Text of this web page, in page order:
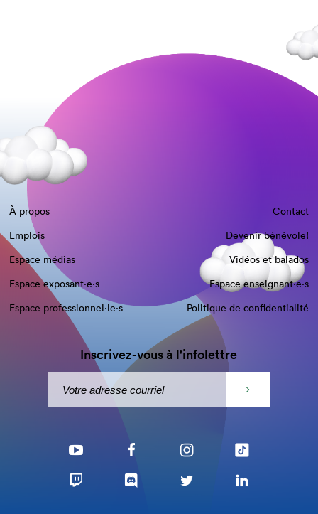
À propos
Contact
Emplois
Devenir bénévole!
Espace médias
Vidéos et balados
Espace exposant·e⋅s
Espace enseignant·e⋅s
Espace professionnel·le⋅s
Politique de confidentialité
Inscrivez-vous à l'infolettre